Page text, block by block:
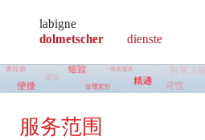
服务范围